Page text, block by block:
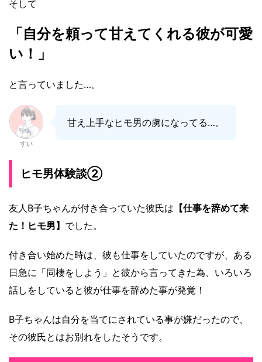
そして
「自分を頼って甘えてくれる彼が可愛
い！」
と言っていました…。
すい
甘え上手なヒモ男の虜になってる…。
ヒモ男体験談②
友人B子ちゃんが付き合っていた彼氏は 【仕事を辞めて来
た！ヒモ男】 でした。
付き合い始めた時は、彼も仕事をしていたのですが、ある
日急に「同棲をしよう」と彼から言ってきた為、いろいろ
話しをしていると彼が仕事を辞めた事が発覚！
B子ちゃんは自分を当てにされている事が嫌だったので、
その彼氏とはお別れをしたそうです。